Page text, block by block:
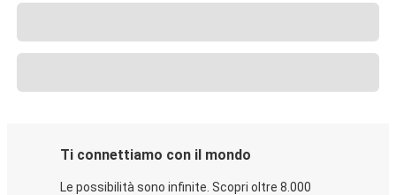
Ti connettiamo con il mondo
Le possibilità sono infinite. Scopri oltre 8.000